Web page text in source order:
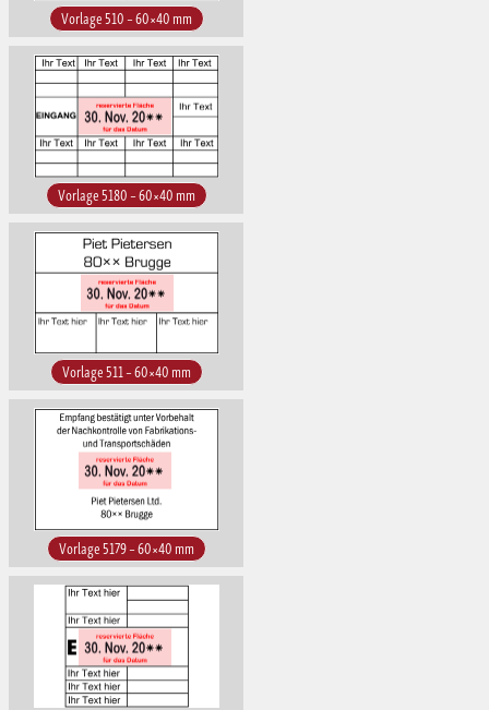
Vorlage 510 – 60×40 mm
Vorlage 5180 – 60×40 mm
Vorlage 511 – 60×40 mm
Vorlage 5179 – 60×40 mm